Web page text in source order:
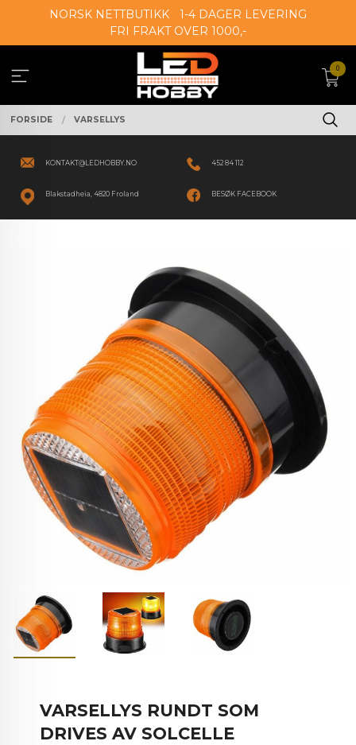
NORSK NETTBUTIKK
1-4 DAGER LEVERING
FRI FRAKT OVER 1000,-
0
FORSIDE VARSELLYS
KONTAKT@LEDHOBBY.NO 452 84 112
Blakstadheia, 4820 Froland BESØK FACEBOOK
VARSELLYS RUNDT SOM
DRIVES AV SOLCELLE